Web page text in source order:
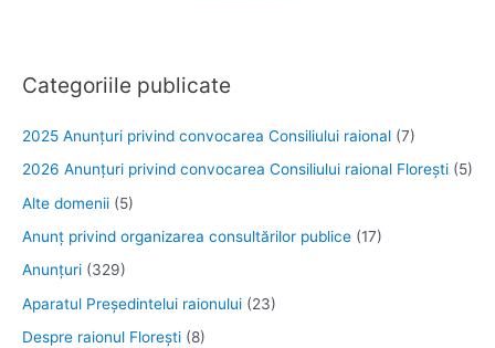
Categoriile publicate
2025 Anunţuri privind convocarea Consiliului raional (7)
2026 Anunțuri privind convocarea Consiliului raional Florești (5)
Alte domenii (5)
Anunţ privind organizarea consultărilor publice (17)
Anunţuri (329)
Aparatul Preşedintelui raionului (23)
Despre raionul Floreşti (8)